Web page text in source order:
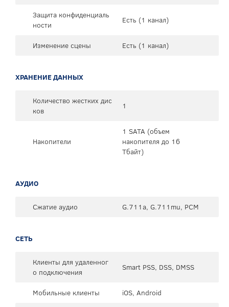
Защита конфиденциаль
ности
Есть (1 канал)
Изменение сцены Есть (1 канал)
ХРАНЕНИЕ ДАННЫХ
Количество жестких дис
ков
1
Накопители
1 SATA (объем
накопителя до 16
Тбайт)
АУДИО
Сжатие аудио G.711a, G.711mu, PCM
СЕТЬ
Клиенты для удаленног
о подключения
Smart PSS, DSS, DMSS
Мобильные клиенты iOS, Android